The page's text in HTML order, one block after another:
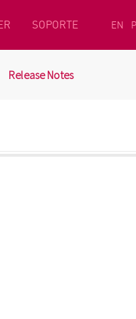
SOPORTE EN
Release Notes